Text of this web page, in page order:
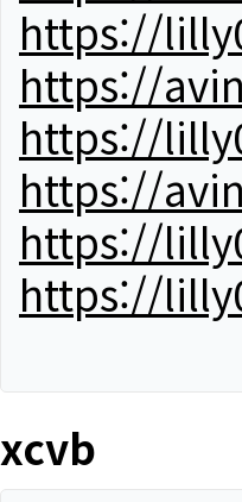
https://
https://
https://
https://
https://
https://
xcvb